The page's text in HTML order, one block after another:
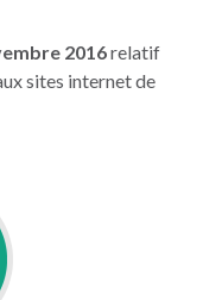
2016relatif
sites internet de